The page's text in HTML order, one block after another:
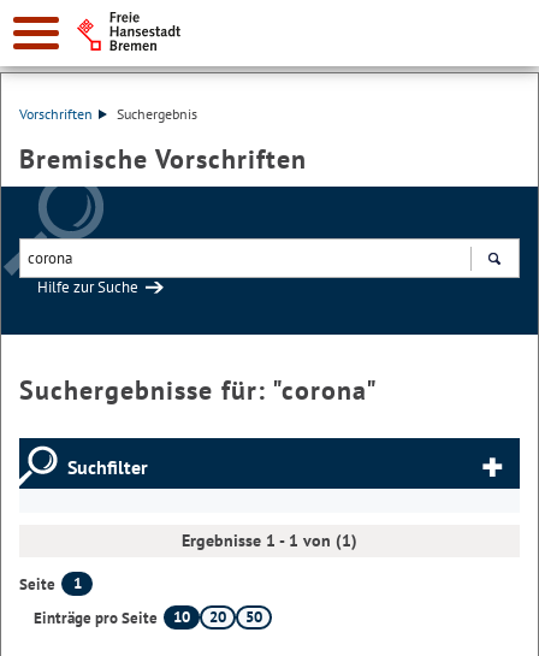
Vorschriften Suchergebnis
Bremische Vorschriften
Hilfe zur Suche
Suchergebnisse für: "corona"
Suchfilter
Ergebnisse 1 - 1 von (1)
Seite
1
Einträge pro Seite
10 20 50